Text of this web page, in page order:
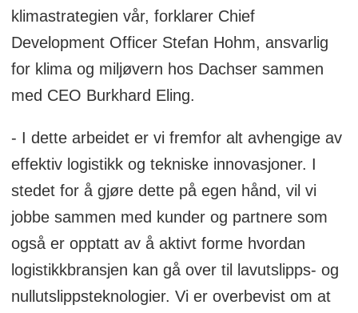
klimastrategien vår, forklarer Chief
Development Officer Stefan Hohm, ansvarlig
for klima og miljøvern hos Dachser sammen
med CEO Burkhard Eling.
- I dette arbeidet er vi fremfor alt avhengige av
effektiv logistikk og tekniske innovasjoner. I
stedet for å gjøre dette på egen hånd, vil vi
jobbe sammen med kunder og partnere som
også er opptatt av å aktivt forme hvordan
logistikkbransjen kan gå over til lavutslipps- og
nullutslippsteknologier. Vi er overbevist om at